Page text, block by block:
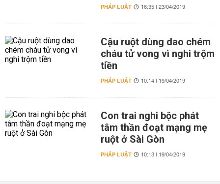
PHÁP LUẬT 16:35 | 23/04/2019
Cậu ruột dùng dao chém
cháu tử vong vì nghi trộm
tiền
PHÁP LUẬT 10:14 | 19/04/2019
Con trai nghi bộc phát
tâm thần đoạt mạng mẹ
ruột ở Sài Gòn
PHÁP LUẬT 10:13 | 19/04/2019